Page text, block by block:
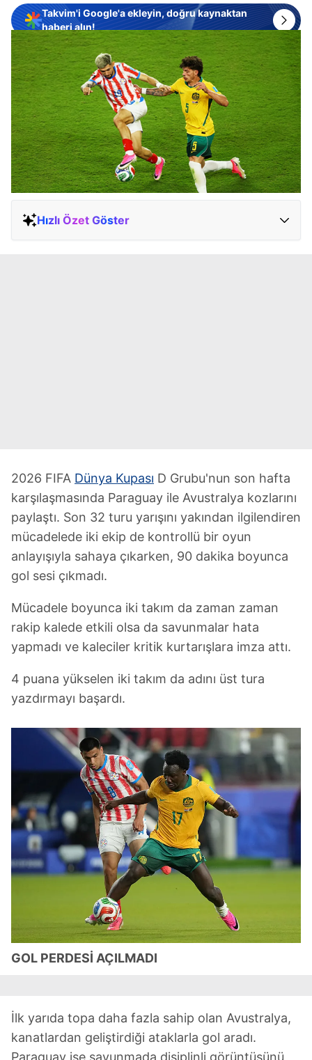
Takvim'i Google'a ekleyin, doğru kaynaktan
haberi alın!
Hızlı Özet Göster
2026 FIFA Dünya Kupası D Grubu'nun son hafta
karşılaşmasında Paraguay ile Avustralya kozlarını
paylaştı. Son 32 turu yarışını yakından ilgilendiren
mücadelede iki ekip de kontrollü bir oyun
anlayışıyla sahaya çıkarken, 90 dakika boyunca
gol sesi çıkmadı.
Mücadele boyunca iki takım da zaman zaman
rakip kalede etkili olsa da savunmalar hata
yapmadı ve kaleciler kritik kurtarışlara imza attı.
4 puana yükselen iki takım da adını üst tura
yazdırmayı başardı.
GOL PERDESİ AÇILMADI
İlk yarıda topa daha fazla sahip olan Avustralya,
kanatlardan geliştirdiği ataklarla gol aradı.
Paraguay ise savunmada disiplinli görüntüsünü